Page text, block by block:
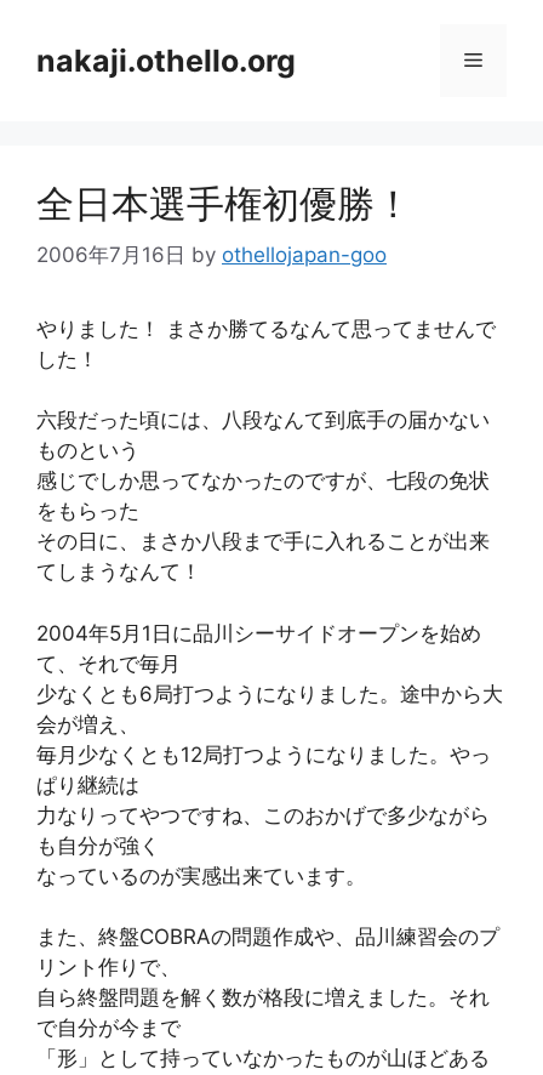
nakaji.othello.org メ
全日本選手権初優勝！
2006年7月16日 by othellojapan-goo
やりました！ まさか勝てるなんて思ってませんで
した！
六段だった頃には、八段なんて到底手の届かない
ものという
感じでしか思ってなかったのですが、七段の免状
をもらった
その日に、まさか八段まで手に入れることが出来
てしまうなんて！
2004年5月1日に品川シーサイドオープンを始め
て、それで毎月
少なくとも6局打つようになりました。途中から大
会が増え、
毎月少なくとも12局打つようになりました。やっ
ぱり継続は
力なりってやつですね、このおかげで多少ながら
も自分が強く
なっているのが実感出来ています。
また、終盤COBRAの問題作成や、品川練習会のプ
リント作りで、
自ら終盤問題を解く数が格段に増えました。それ
で自分が今まで
「形」として持っていなかったものが山ほどある